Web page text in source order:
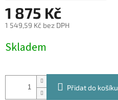
1 875 Kč
1 549,59 Kč bez DPH
cena:
Skladem
Přidat do košíku